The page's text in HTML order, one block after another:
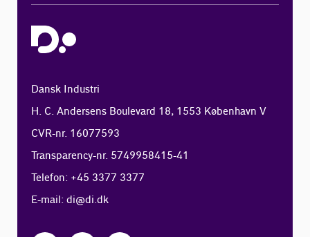
Dansk Industri
H. C. Andersens Boulevard 18, 1553 København V
CVR-nr. 16077593
Transparency-nr. 5749958415-41
Telefon: +45 3377 3377
E-mail:di@di.dk